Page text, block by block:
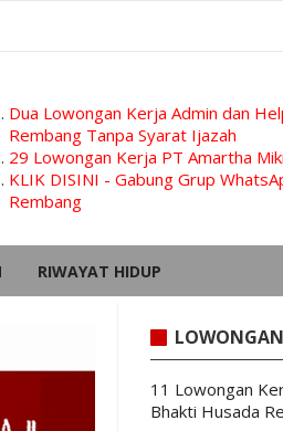
Dua Lowongan Kerja Admin dan
Rembang Tanpa Syarat Ijazah
29 Lowongan Kerja PT Amartha
KLIK DISINI - Gabung Grup
Rembang
RIWAYAT HIDUP
LOWONGAN
11 Lowongan
Bhakti Husada